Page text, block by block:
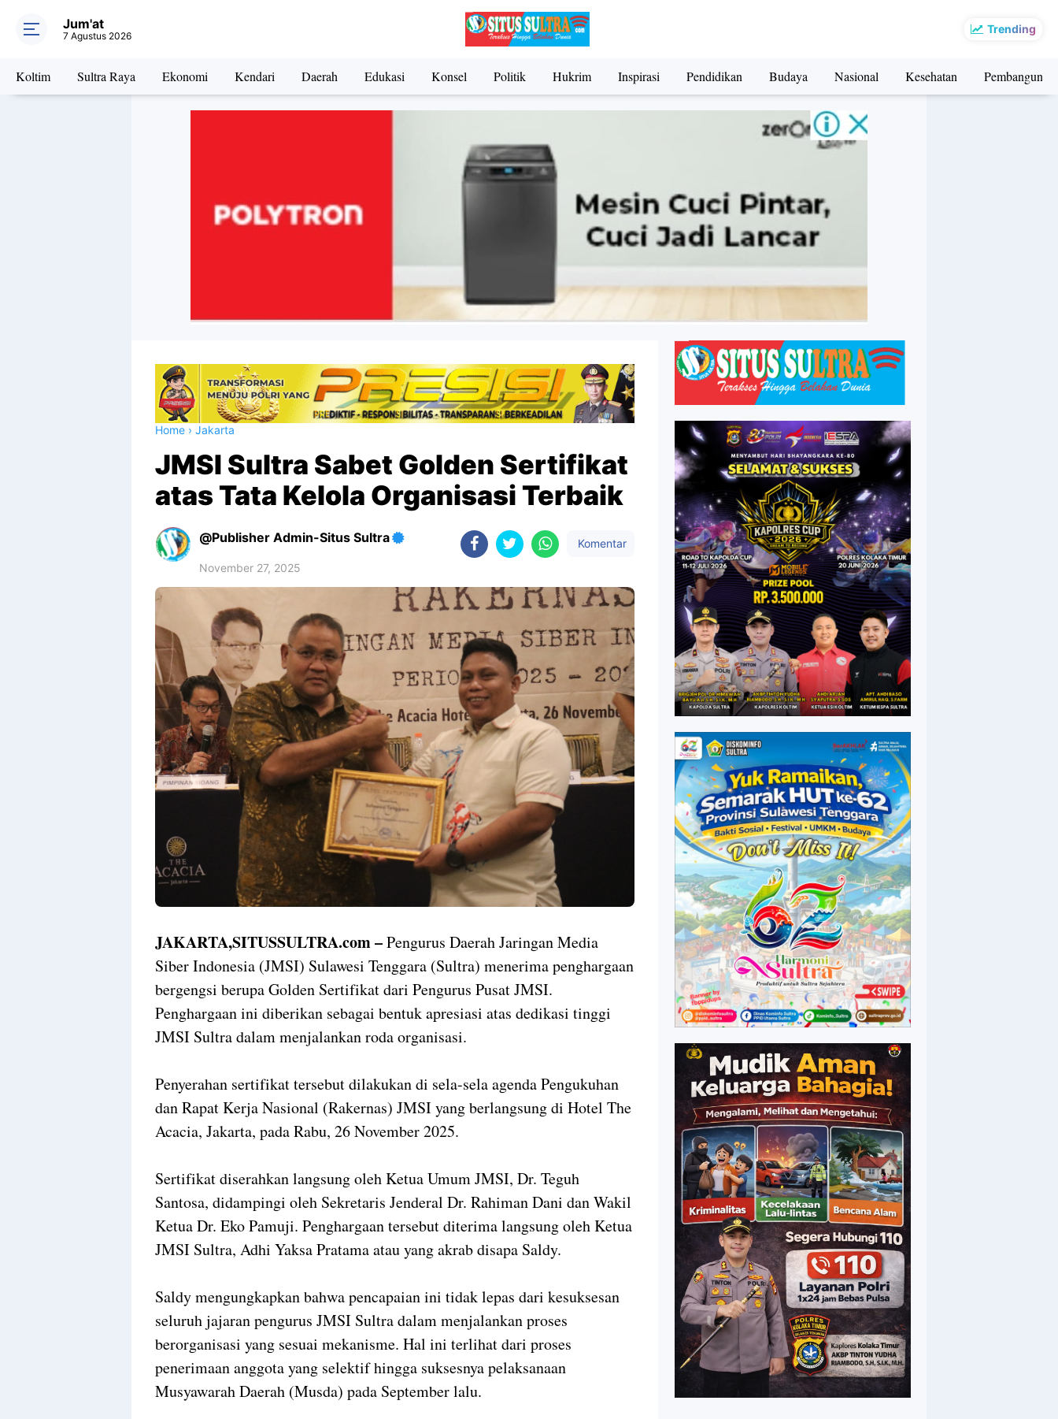
Trending
Jum'at
7 Agustus 2026
Koltim Sultra Raya Ekonomi Kendari Daerah Edukasi Konsel Politik Hukrim Inspirasi Pendidikan Budaya Nasional Kesehatan Pembangunan
Home › Jakarta
JMSI Sultra Sabet Golden Sertifikat
atas Tata Kelola Organisasi Terbaik
Publisher Admin-Situs Sultra
November 27, 2025
Komentar
Premium
Raushan
Design
With
Shroff
Templates
JAKARTA,SITUSSULTRA.com –Pengurus Daerah Jaringan Media
Siber Indonesia (JMSI) Sulawesi Tenggara (Sultra) menerima penghargaan
bergengsi berupa Golden Sertifikat dari Pengurus Pusat JMSI.
Penghargaan ini diberikan sebagai bentuk apresiasi atas dedikasi tinggi
JMSI Sultra dalam menjalankan roda organisasi.
Penyerahan sertifikat tersebut dilakukan di sela-sela agenda Pengukuhan
dan Rapat Kerja Nasional (Rakernas) JMSI yang berlangsung di Hotel The
Acacia, Jakarta, pada Rabu, 26 November 2025.
Sertifikat diserahkan langsung oleh Ketua Umum JMSI, Dr. Teguh
Santosa, didampingi oleh Sekretaris Jenderal Dr. Rahiman Dani dan Wakil
Ketua Dr. Eko Pamuji. Penghargaan tersebut diterima langsung oleh Ketua
JMSI Sultra, Adhi Yaksa Pratama atau yang akrab disapa Saldy.
Saldy mengungkapkan bahwa pencapaian ini tidak lepas dari kesuksesan
seluruh jajaran pengurus JMSI Sultra dalam menjalankan proses
berorganisasi yang sesuai mekanisme. Hal ini terlihat dari proses
penerimaan anggota yang selektif hingga suksesnya pelaksanaan
Musyawarah Daerah (Musda) pada September lalu.